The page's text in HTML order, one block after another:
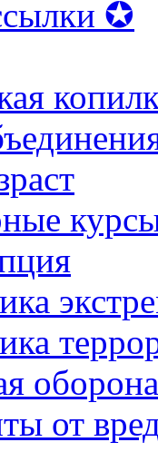
✪
оборона
от